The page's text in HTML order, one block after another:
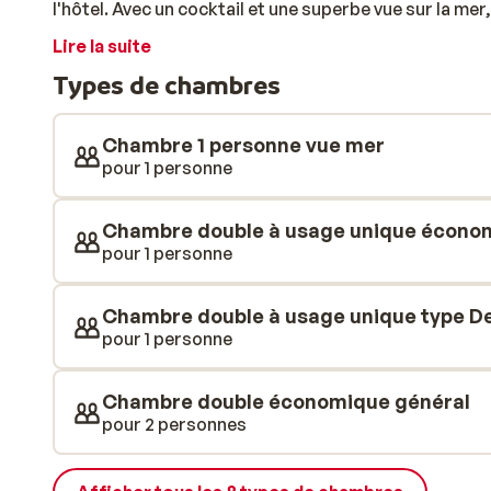
l'hôtel. Avec un cocktail et une superbe vue sur la
Le centre d'Hurghada est accessible à pied.
combiner ville et plage. Il existe également diverses
Tenterez-vous une partie de volley-ball ou préférez-
choisissiez, à la fin de la journée, trinquez à vos
bar de la piscine!
Lire la suite
Types de chambres
Chambre 1 personne vue mer
pour 1 personne
Chambre double à usage unique
pour 1 personne
Chambre double à usage unique type
pour 1 personne
Chambre double économique général
pour 2 personnes